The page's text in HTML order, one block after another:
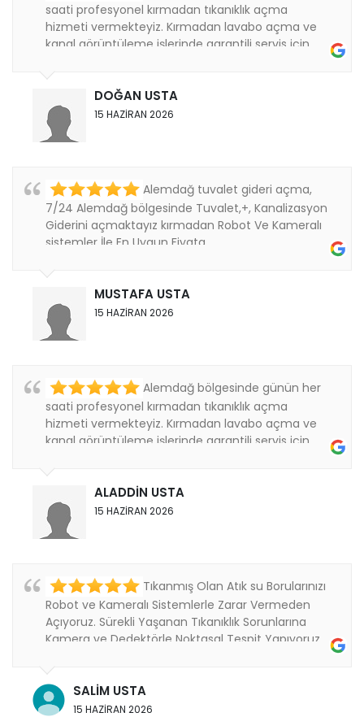
saati profesyonel kırmadan tıkanıklık açma
hizmeti vermekteyiz. Kırmadan lavabo açma ve
kanal görüntüleme işlerinde garantili servis için
DOĞAN USTA
15 HAZİRAN 2026
Alemdağ tuvalet gideri açma,
7/24 Alemdağ bölgesinde Tuvalet,+, Kanalizasyon
Giderini açmaktayız kırmadan Robot Ve Kameralı
sistemler İle En Uygun Fiyata ....
MUSTAFA USTA
15 HAZİRAN 2026
Alemdağ bölgesinde günün her
saati profesyonel kırmadan tıkanıklık açma
hizmeti vermekteyiz. Kırmadan lavabo açma ve
kanal görüntüleme işlerinde garantili servis için
ALADDİN USTA
15 HAZİRAN 2026
Tıkanmış Olan Atık su Borularınızı
Robot ve Kameralı Sistemlerle Zarar Vermeden
Açıyoruz. Sürekli Yaşanan Tıkanıklık Sorunlarına
Kamera ve Dedektörle Noktasal Tespit Yapıyoruz.
SALİM USTA
15 HAZİRAN 2026